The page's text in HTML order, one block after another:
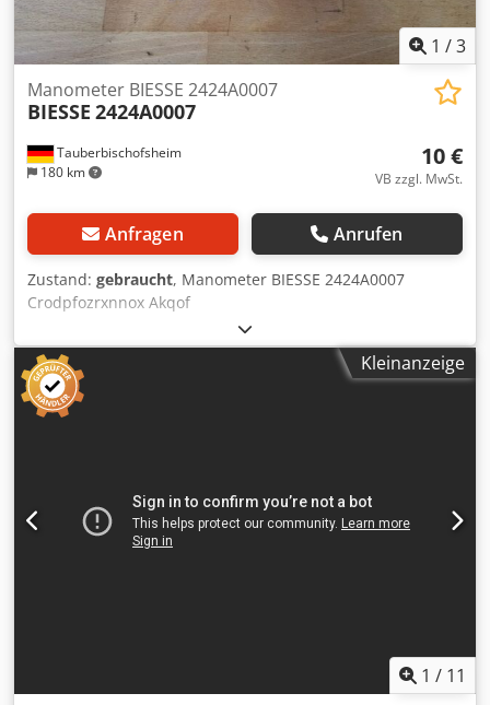
Nutzung der Maschine am Bestimmungsort. Externe
Referenz: 8359
1 /3
Tauberbischofsheim
180 km
Manometer BIESSE 2424A0007
BIESSE 2424A0007
10 €
VB zzgl. MwSt.
Anfragen Anrufen
Zustand: gebraucht, Manometer BIESSE 2424A0007
Crodpfozrxnnox Akqof
Kleinanzeige
1 / 11